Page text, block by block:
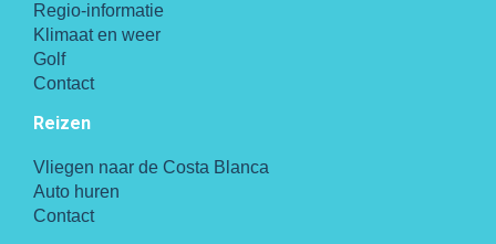
Regio-informatie
Klimaat en weer
Golf
Contact
Reizen
Vliegen naar de Costa Blanca
Auto huren
Contact